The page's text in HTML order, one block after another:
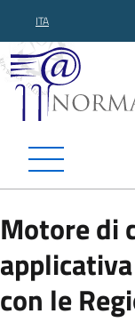
ITA
Motore di
con le